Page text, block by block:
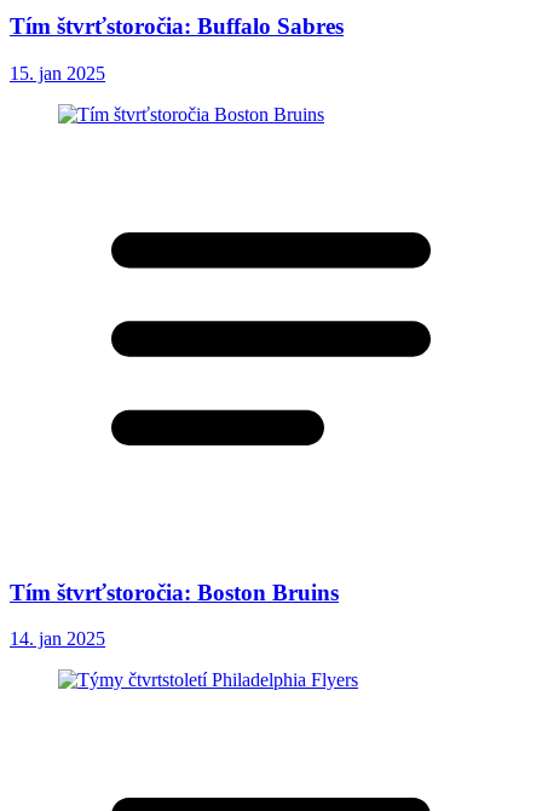
Tím štvrťstoročia: Buffalo Sabres
15. jan 2025
Tím štvrťstoročia: Boston Bruins
14. jan 2025